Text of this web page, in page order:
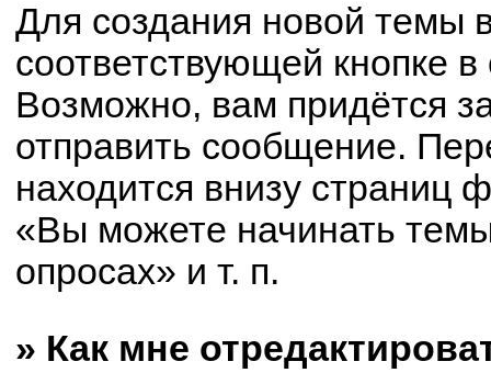
Для создания новой темы
соответствующей кнопке
Возможно, вам придётся
отправить сообщение.
находится внизу
«Вы можете начинать
опросах» и т. п.
» Как мне